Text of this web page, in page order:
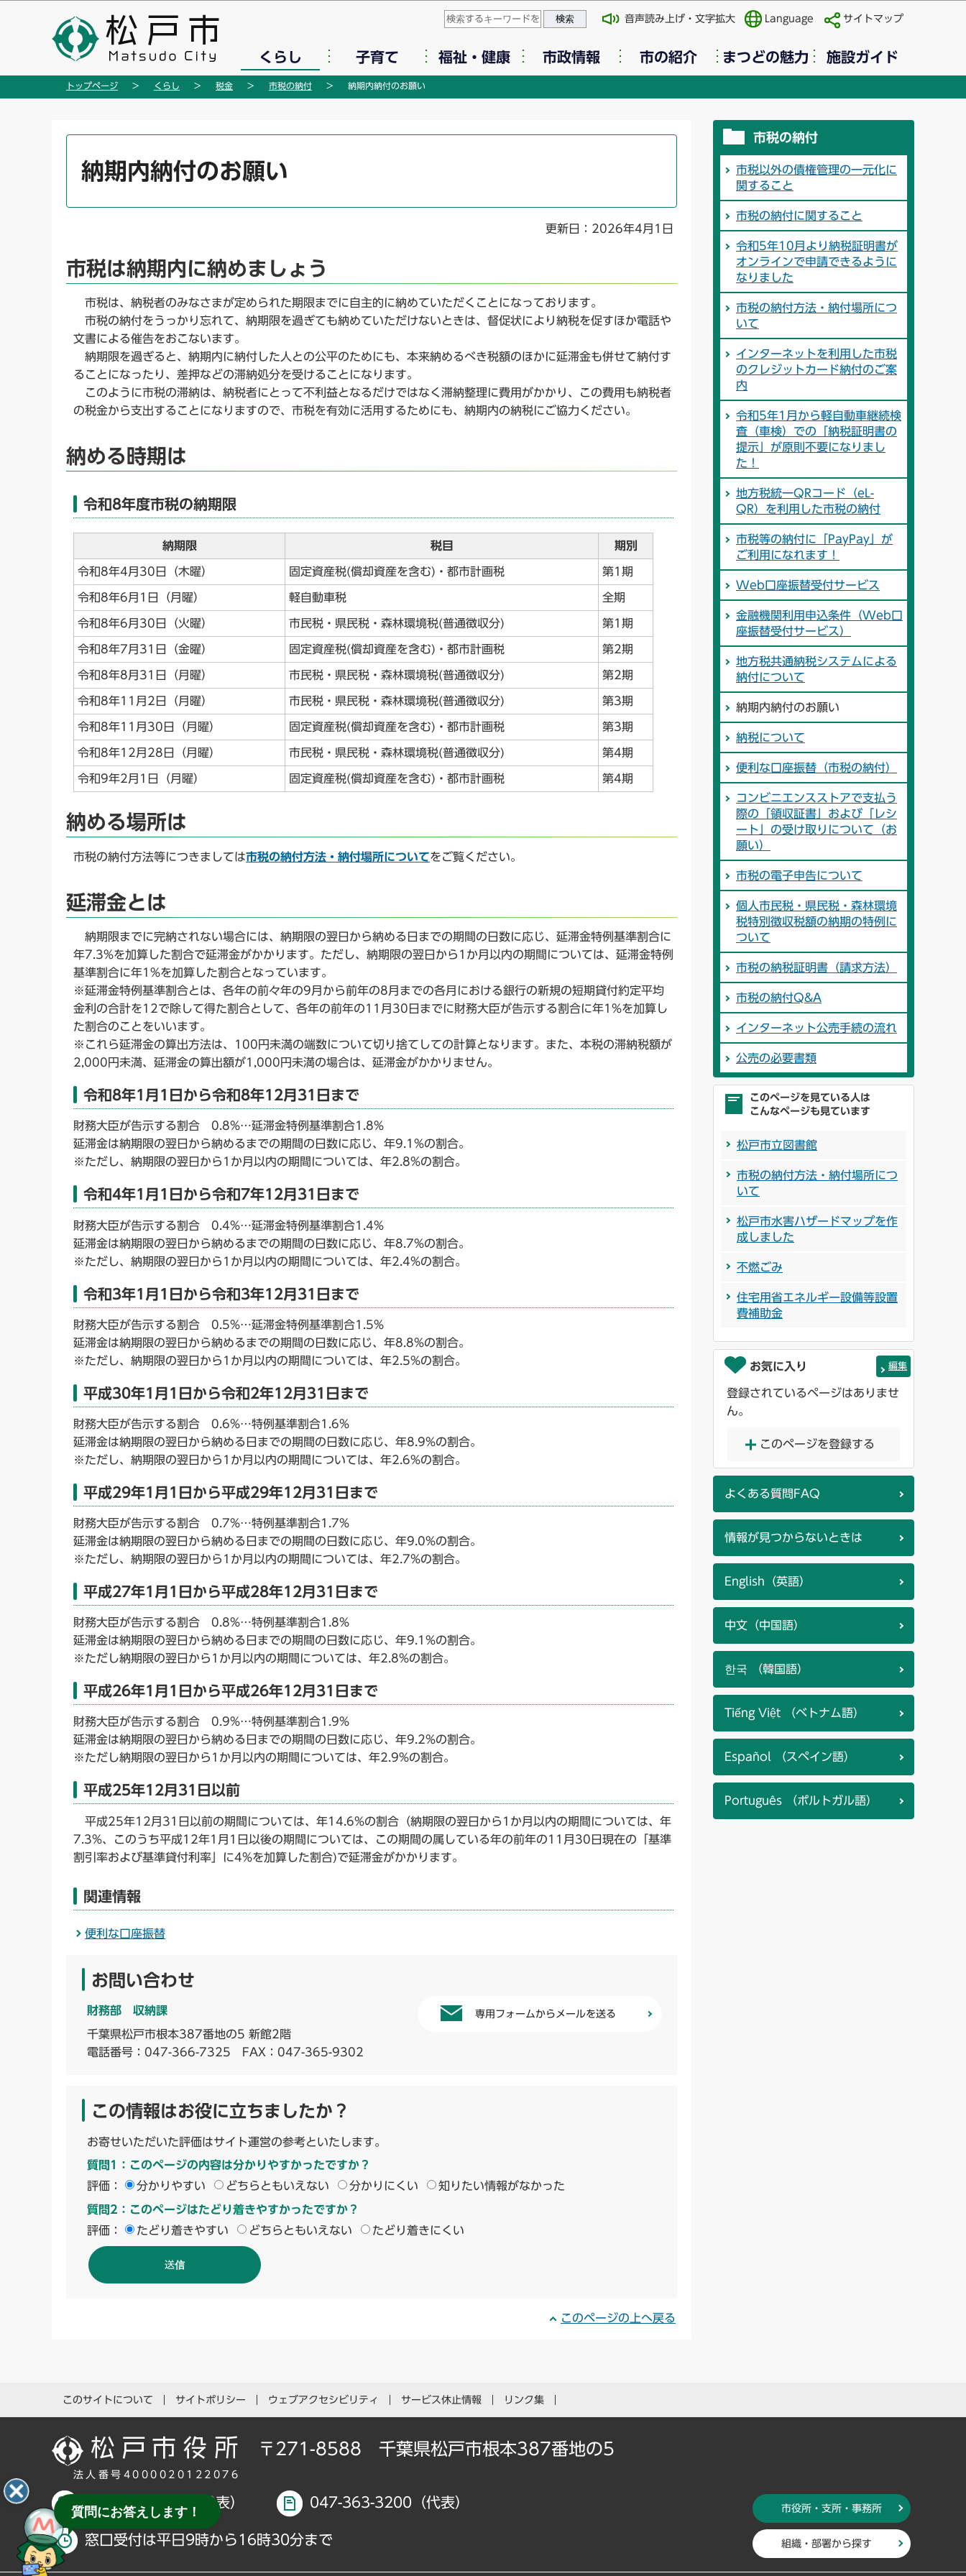
の
このページの本文へ移動
音声読み上げ・文字拡大 Language サイトマップ
くらし 子育て 福祉・健康 市政情報 市の紹介 まつどの魅力 施設ガイド
トップページ くらし 税金 市税の納付 納期内納付のお願い
納期内納付のお願い
更新日：2026年4月1日
市税は納期内に納めましょう
市税は、納税者のみなさまが定められた期限までに自主的に納めていただくことになっております。
市税の納付をうっかり忘れて、納期限を過ぎても納めていただけないときは、督促状により納税を促すほか電話や
文書による催告をおこないます。
納期限を過ぎると、納期内に納付した人との公平のためにも、本来納めるべき税額のほかに延滞金も併せて納付す
ることになったり、差押などの滞納処分を受けることになります。
このように市税の滞納は、納税者にとって不利益となるだけではなく滞納整理に費用がかかり、この費用も納税者
の税金から支出することになりますので、市税を有効に活用するためにも、納期内の納税にご協力ください。
納める時期は
令和8年度市税の納期限
納期限 税目 期別
令和8年4月30日（木曜） 固定資産税(償却資産を含む)・都市計画税 第1期
令和8年6月1日（月曜） 軽自動車税 全期
令和8年6月30日（火曜） 市民税・県民税・森林環境税(普通徴収分) 第1期
令和8年7月31日（金曜） 固定資産税(償却資産を含む)・都市計画税 第2期
令和8年8月31日（月曜） 市民税・県民税・森林環境税(普通徴収分) 第2期
令和8年11月2日（月曜） 市民税・県民税・森林環境税(普通徴収分) 第3期
令和8年11月30日（月曜） 固定資産税(償却資産を含む)・都市計画税 第3期
令和8年12月28日（月曜） 市民税・県民税・森林環境税(普通徴収分) 第4期
令和9年2月1日（月曜） 固定資産税(償却資産を含む)・都市計画税 第4期
納める場所は
市税の納付方法等につきましては市税の納付方法・納付場所についてをご覧ください。
延滞金とは
納期限までに完納されない場合には、納期限の翌日から納める日までの期間の日数に応じ、延滞金特例基準割合に
年7.3%を加算した割合で延滞金がかかります。ただし、納期限の翌日から1か月以内の期間については、延滞金特例
基準割合に年1%を加算した割合となっています。
※延滞金特例基準割合とは、各年の前々年の9月から前年の8月までの各月における銀行の新規の短期貸付約定平均
金利の合計を12で除して得た割合として、各年の前年の11月30日までに財務大臣が告示する割合に年1%を加算し
た割合のことをいいます。
※これら延滞金の算出方法は、100円未満の端数について切り捨てしての計算となります。また、本税の滞納税額が
2,000円未満、延滞金の算出額が1,000円未満の場合は、延滞金がかかりません。
令和8年1月1日から令和8年12月31日まで
財務大臣が告示する割合 0.8%…延滞金特例基準割合1.8%
延滞金は納期限の翌日から納めるまでの期間の日数に応じ、年9.1%の割合。
※ただし、納期限の翌日から1か月以内の期間については、年2.8%の割合。
令和4年1月1日から令和7年12月31日まで
財務大臣が告示する割合 0.4%…延滞金特例基準割合1.4%
延滞金は納期限の翌日から納めるまでの期間の日数に応じ、年8.7%の割合。
※ただし、納期限の翌日から1か月以内の期間については、年2.4%の割合。
令和3年1月1日から令和3年12月31日まで
財務大臣が告示する割合 0.5%…延滞金特例基準割合1.5%
延滞金は納期限の翌日から納めるまでの期間の日数に応じ、年8.8%の割合。
※ただし、納期限の翌日から1か月以内の期間については、年2.5%の割合。
平成30年1月1日から令和2年12月31日まで
財務大臣が告示する割合 0.6%…特例基準割合1.6%
延滞金は納期限の翌日から納める日までの期間の日数に応じ、年8.9%の割合。
※ただし、納期限の翌日から1か月以内の期間については、年2.6%の割合。
平成29年1月1日から平成29年12月31日まで
財務大臣が告示する割合 0.7%…特例基準割合1.7%
延滞金は納期限の翌日から納める日までの期間の日数に応じ、年9.0%の割合。
※ただし、納期限の翌日から1か月以内の期間については、年2.7%の割合。
平成27年1月1日から平成28年12月31日まで
財務大臣が告示する割合 0.8%…特例基準割合1.8%
延滞金は納期限の翌日から納める日までの期間の日数に応じ、年9.1%の割合。
※ただし納期限の翌日から1か月以内の期間については、年2.8%の割合。
平成26年1月1日から平成26年12月31日まで
財務大臣が告示する割合 0.9%…特例基準割合1.9%
延滞金は納期限の翌日から納める日までの期間の日数に応じ、年9.2%の割合。
※ただし納期限の翌日から1か月以内の期間については、年2.9%の割合。
平成25年12月31日以前
平成25年12月31日以前の期間については、年14.6%の割合（納期限の翌日から1か月以内の期間については、年
7.3%、このうち平成12年1月1日以後の期間については、この期間の属している年の前年の11月30日現在の「基準
割引率および基準貸付利率」に4%を加算した割合)で延滞金がかかります。
関連情報
便利な口座振替
お問い合わせ
財務部 収納課
千葉県松戸市根本387番地の5 新館2階
電話番号： 047-366-7325 FAX：047-365-9302
専用フォームからメールを送る
この情報はお役に立ちましたか？
お寄せいただいた評価はサイト運営の参考といたします。
質問1：このページの内容は分かりやすかったですか？
評価：
分かりやすい どちらともいえない 分かりにくい 知りたい情報がなかった
質問2：このページはたどり着きやすかったですか？
評価：
たどり着きやすい どちらともいえない たどり着きにくい
このページの上へ戻る
市税の納付
市税以外の債権管理の一元化に
関すること
市税の納付に関すること
令和5年10月より納税証明書が
オンラインで申請できるように
なりました
市税の納付方法・納付場所につ
いて
インターネットを利用した市税
のクレジットカード納付のご案
内
令和5年1月から軽自動車継続検
査（車検）での「納税証明書の
提示」が原則不要になりまし
た！
地方税統一QRコード（eL-
QR）を利用した市税の納付
市税等の納付に「PayPay」が
ご利用になれます！
Web口座振替受付サービス
金融機関利用申込条件（Web口
座振替受付サービス）
地方税共通納税システムによる
納付について
納期内納付のお願い
納税について
便利な口座振替（市税の納付）
コンビニエンスストアで支払う
際の「領収証書」および「レシ
ート」の受け取りについて（お
願い）
市税の電子申告について
個人市民税・県民税・森林環境
税特別徴収税額の納期の特例に
ついて
市税の納税証明書（請求方法）
市税の納付Q&A
インターネット公売手続の流れ
公売の必要書類
このページを見ている人は
こんなページも見ています
松戸市立図書館
市税の納付方法・納付場所につ
いて
松戸市水害ハザードマップを作
成しました
不燃ごみ
住宅用省エネルギー設備等設置
費補助金
お気に入り 編集
登録されているページはありませ
ん。
このページを登録する
よくある質問FAQ
情報が見つからないときは
English（英語）
中文（中国語）
한국 （韓国語）
Tiếng Việt （ベトナム語）
Español （スペイン語）
Português （ポルトガル語）
このサイトについて サイトポリシー ウェブアクセシビリティ サービス休止情報 リンク集
法人番号4000020122076
〒271-8588 千葉県松戸市根本387番地の5
047-366-1111（代表） 047-363-3200（代表）
窓口受付は平日9時から16時30分まで
市役所・支所・事務所
組織・部署から探す
質問にお答えします！